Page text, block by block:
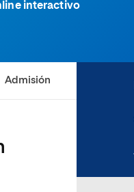
Escuela Superior de Ingeniería
Facultad de Artes y Ciencias
Sociales
interactivo
Admisión